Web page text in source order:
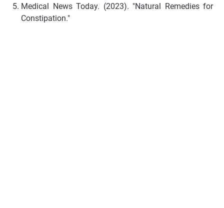
Medical News Today. (2023). "Natural Remedies for
Constipation."